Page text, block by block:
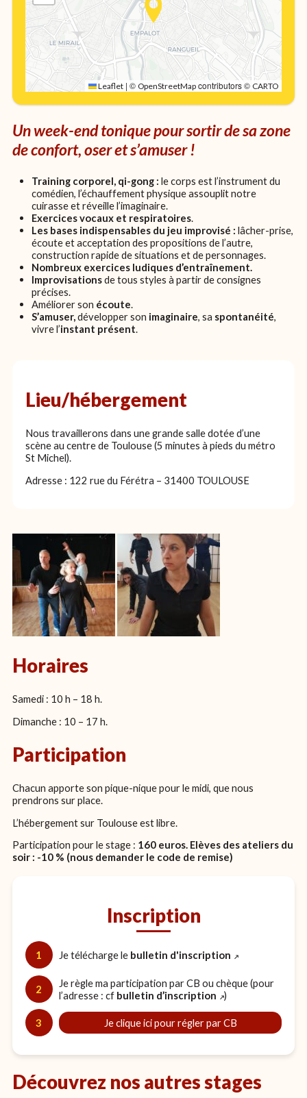
Leaflet | ©OpenStreetMap contributors © CARTO
Un week-end tonique pour sortir de sa zone
de confort, oser et s’amuser !
Training corporel, qi-gong : le corps est l’instrument du
comédien, l’échauffement physique assouplit notre
cuirasse et réveille l’imaginaire.
Exercices vocaux et respiratoires.
Les bases indispensables du jeu improvisé : lâcher-prise,
écoute et acceptation des propositions de l’autre,
construction rapide de situations et de personnages.
Nombreux exercices ludiques d’entraînement.
Improvisationsde tous styles à partir de consignes
précises.
Améliorer son écoute.
S’amuser,développer son imaginaire, sa spontanéité,
vivre l’instant présent.
Lieu/hébergement
Nous travaillerons dans une grande salle dotée d’une
scène au centre de Toulouse (5 minutes à pieds du métro
St Michel).
Adresse : 122 rue du Férétra – 31400 TOULOUSE
Horaires
Samedi : 10 h – 18 h.
Dimanche : 10 – 17 h.
Participation
Chacun apporte son pique-nique pour le midi, que nous
prendrons sur place.
L’hébergement sur Toulouse est libre.
Participation pour le stage : 160 euros. Elèves des ateliers du
soir : -10 % (nous demander le code de remise)
Inscription
1 Je télécharge le bulletin d'inscription
2
Je règle ma participation par CB ou chèque (pour
l’adresse : cf bulletin d’inscription )
3 Je clique ici pour régler par CB
Découvrez nos autres stages